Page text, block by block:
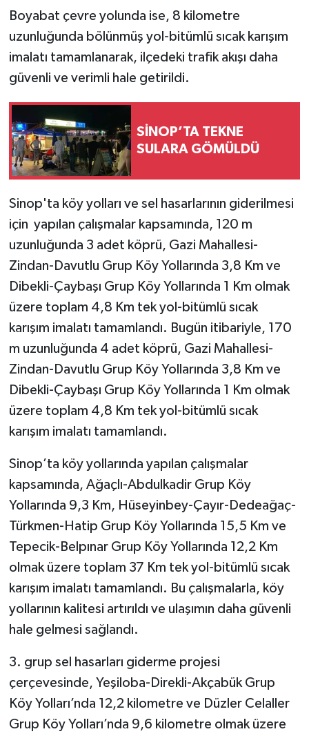
Boyabat çevre yolunda ise, 8 kilometre
uzunluğunda bölünmüş yol-bitümlü sıcak karışım
imalatı tamamlanarak, ilçedeki trafik akışı daha
güvenli ve verimli hale getirildi.
SİNOP’TA TEKNE
SULARA GÖMÜLDÜ
Sinop'ta köy yolları ve sel hasarlarının giderilmesi
için yapılan çalışmalar kapsamında, 120 m
uzunluğunda 3 adet köprü, Gazi Mahallesi-
Zindan-Davutlu Grup Köy Yollarında 3,8 Km ve
Dibekli-Çaybaşı Grup Köy Yollarında 1 Km olmak
üzere toplam 4,8 Km tek yol-bitümlü sıcak
karışım imalatı tamamlandı. Bugün itibariyle, 170
m uzunluğunda 4 adet köprü, Gazi Mahallesi-
Zindan-Davutlu Grup Köy Yollarında 3,8 Km ve
Dibekli-Çaybaşı Grup Köy Yollarında 1 Km olmak
üzere toplam 4,8 Km tek yol-bitümlü sıcak
karışım imalatı tamamlandı.
Sinop’ta köy yollarında yapılan çalışmalar
kapsamında, Ağaçlı-Abdulkadir Grup Köy
Yollarında 9,3 Km, Hüseyinbey-Çayır-Dedeağaç-
Türkmen-Hatip Grup Köy Yollarında 15,5 Km ve
Tepecik-Belpınar Grup Köy Yollarında 12,2 Km
olmak üzere toplam 37 Km tek yol-bitümlü sıcak
karışım imalatı tamamlandı. Bu çalışmalarla, köy
yollarının kalitesi artırıldı ve ulaşımın daha güvenli
hale gelmesi sağlandı.
3. grup sel hasarları giderme projesi
çerçevesinde, Yeşiloba-Direkli-Akçabük Grup
Köy Yolları’nda 12,2 kilometre ve Düzler Celaller
Grup Köy Yolları’nda 9,6 kilometre olmak üzere